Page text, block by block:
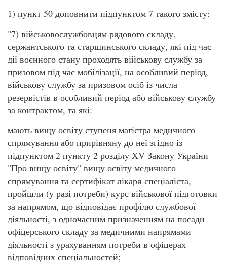
1) пункт 50 доповнити підпунктом 7 такого змісту:
"7) військовослужбовцям рядового складу,
сержантського та старшинського складу, які під час
дії воєнного стану проходять військову службу за
призовом під час мобілізації, на особливий період,
військову службу за призовом осіб із числа
резервістів в особливий період або військову службу
за контрактом, та які:
мають вищу освіту ступеня магістра медичного
спрямування або прирівняну до неї згідно із
підпунктом 2 пункту 2 розділу XV Закону України
"Про вищу освіту" вищу освіту медичного
спрямування та сертифікат лікаря-спеціаліста,
пройшли (у разі потреби) курс військової підготовки
за напрямом, що відповідає профілю службової
діяльності, з одночасним призначенням на посади
офіцерського складу за медичними напрямами
діяльності з урахуванням потреби в офіцерах
відповідних спеціальностей;